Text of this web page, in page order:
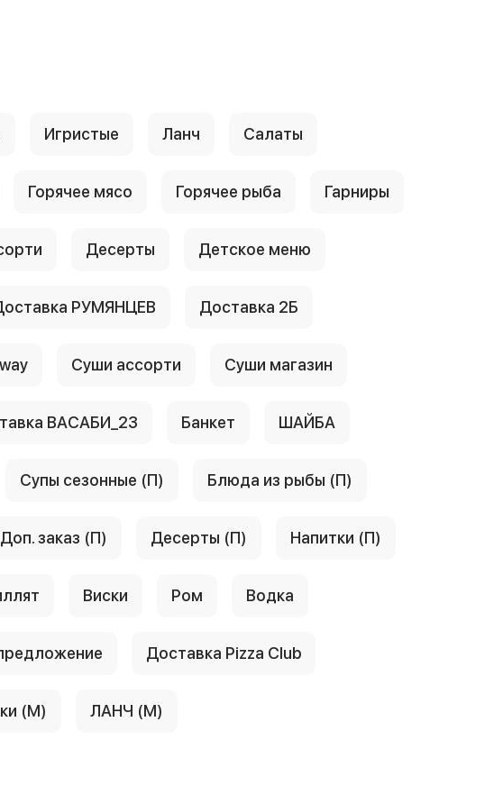
Игристые Ланч Салаты
Горячее мясо Горячее рыба Гарниры
Десерты Детское меню
РУМЯНЦЕВ Доставка 2Б
Суши ассорти Суши магазин
ВАСАБИ_23 Банкет ШАЙБА
Супы сезонные (П) Блюда из рыбы (П)
Доп. заказ (П) Десерты (П) Напитки (П)
Виски Ром Водка
Доставка Pizza Club
(М) ЛАНЧ (М)